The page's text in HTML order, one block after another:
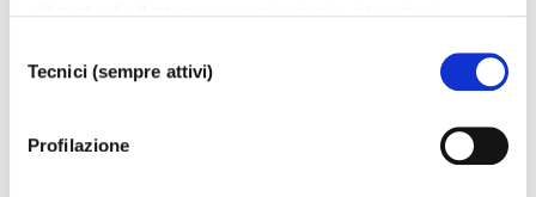
TUTTI”, l’utente acconsente all’uso di tutti i cookie non
tecnici, inclusi quindi quelli di profilazione, analitici e
social. Il consenso è facoltativo e può essere revocato in
qualsiasi momento. Se l’utente desidera modificare le
delTecnici (sempre attivi)
Profilazione